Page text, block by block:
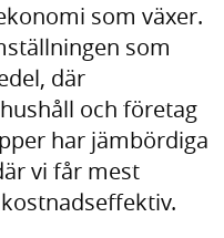
som växer.
som
där
och företag
har jämbördiga
vi får mest